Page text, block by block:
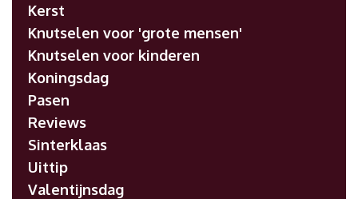
Kerst
Knutselen voor 'grote mensen'
Knutselen voor kinderen
Koningsdag
Pasen
Reviews
Sinterklaas
Uittip
Valentijnsdag